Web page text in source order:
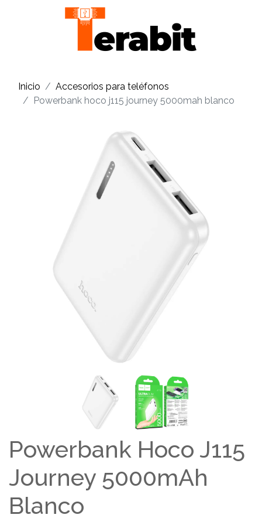
Inicio
Accesorios para teléfonos
Powerbank hoco j115 journey 5000mah blanco
Powerbank Hoco J115
Journey 5000mAh
Blanco